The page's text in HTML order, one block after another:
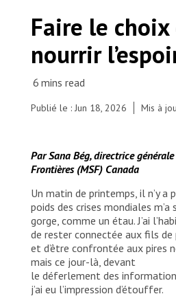
Les États négligent leur
personnes civiles et les
de guerre
Séismes au Venezuela :
Dons des fondations
Partenariat d’entreprise
MSF l'entrepôt. Un cadeau qui
Les Amis de MSF
Travailler avec MSF
Travailler à l’étranger
Travailler au Canada
Nous recrutons : Logisticien
technique
Faire le choix
nourrir
Publié le : Jun 18, 2026 Mis à
Par Sana Bég, directrice
Frontières (MSF) Canada
Un matin de printemps, il n’y a
poids des crises mondiales
gorge, comme un étau. J’ai
de rester connectée aux fils
et d’être confrontée aux pires
mais ce jour-là, devant
le déferlement des
j’ai eu l’impression d’étouffer.